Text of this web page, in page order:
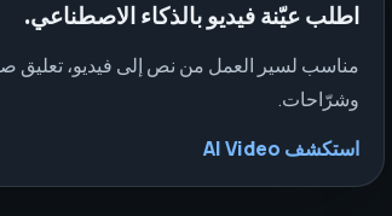
اطلب عيّنة فيديو بالذكاء الاصطناعي.
مناسب لسير العمل من نص إلى فيديو، تعليق
وشرّاحات.
استكشف AI Video